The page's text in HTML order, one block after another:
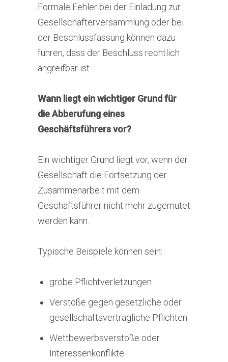
Formale Fehler bei der Einladung zur
Gesellschafterversammlung oder bei
der Beschlussfassung können dazu
führen, dass der Beschluss rechtlich
angreifbar ist.
Wann liegt ein wichtiger Grund für
die Abberufung eines
Geschäftsführers vor?
Ein wichtiger Grund liegt vor, wenn der
Gesellschaft die Fortsetzung der
Zusammenarbeit mit dem
Geschäftsführer nicht mehr zugemutet
werden kann.
Typische Beispiele können sein:
grobe Pflichtverletzungen
Verstöße gegen gesetzliche oder
gesellschaftsvertragliche Pflichten
Wettbewerbsverstöße oder
Interessenkonflikte